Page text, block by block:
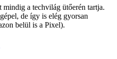
a techvilág ütőerén tartja.
de így is elég gyorsan
belül is a Pixel).